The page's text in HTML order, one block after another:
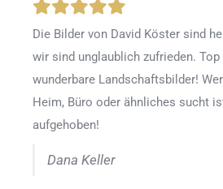
Die Bilder von David Köster sind
wir sind unglaublich zufrieden. Top
wunderbare Landschaftsbilder!
Heim, Büro oder ähnliches sucht
aufgehoben!
Dana Keller